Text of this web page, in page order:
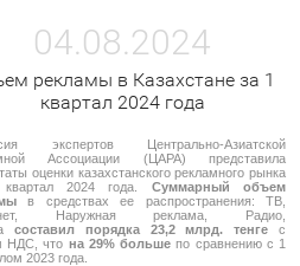
04.08.2024
рекламы в Казахстане за 1
квартал 2024 года
экспертов Центрально-Азиатской
Ассоциации (ЦАРА) представила
оценки казахстанского рекламного рынка
2024 года. Суммарный объем
в средствах ее распространения: ТВ,
Наружная реклама, Радио,
составил порядка 23,2 млрд. тенге с
НДС, что на 29% больше по сравнению с 1
2023 года.